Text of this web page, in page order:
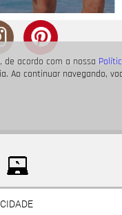
acordo com a nossa
Ao continuar navegando,